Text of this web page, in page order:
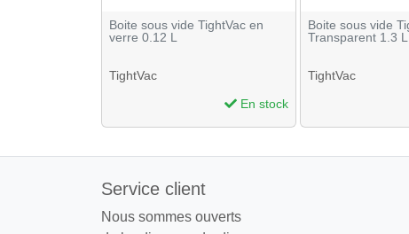
Boite sous vide TightVac en
verre 0.12 L
TightVac
En stock
Boite sous vide
Transparent 1.3 L
TightVac
Service client
Nous sommes ouverts